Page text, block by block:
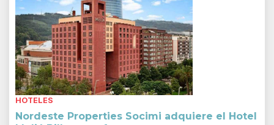
HOTELES
Nordeste Properties Socimi adquiere el Hotel